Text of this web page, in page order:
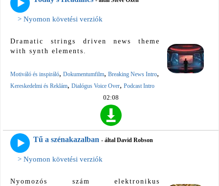
> Nyomon követési verziók
Dramatic strings driven news theme
with synth elements.
Motiváló és inspiráló, Dokumentumfilm, Breaking News Intro,
Kereskedelmi és Reklám, Dialógus Voice Over, Podcast Intro
02:08
Tű a szénakazalban - által David Robson
> Nyomon követési verziók
Nyomozós szám elektronikus